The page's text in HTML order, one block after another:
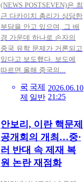
(NEWS POSTSEVEN)은 최
근 다카이치 총리가 상당한
부담을 안고 있으며, 그 배
경 가운데 하나로 손자의
중국 유학 문제가 거론되고
있다고 보도했다. 보도에
따르면 올해 중국의...
국
제
국제
일반
2026.06.10
21:25
안보리, 이란 핵문제
공개회의 개최…중·
러 반대 속 제재 복
원 논란 재점화